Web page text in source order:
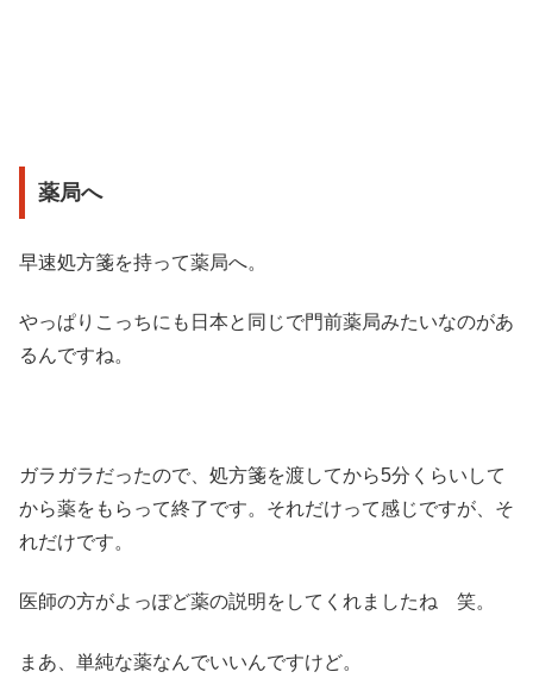
薬局へ
早速処方箋を持って薬局へ。
やっぱりこっちにも日本と同じで門前薬局みたいなのがあ
るんですね。
ガラガラだったので、処方箋を渡してから5分くらいして
から薬をもらって終了です。それだけって感じですが、そ
れだけです。
医師の方がよっぽど薬の説明をしてくれましたね 笑。
まあ、単純な薬なんでいいんですけど。